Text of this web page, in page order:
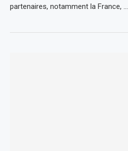
partenaires, notamment la France, …